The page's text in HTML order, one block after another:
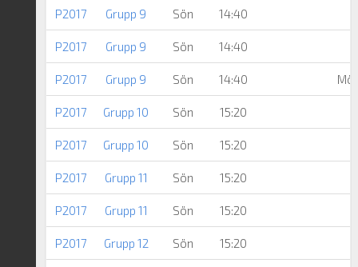
P2017 Grupp 9 Sön 14:40
P2017 Grupp 9 Sön 14:40
P2017 Grupp 9 Sön 14:40
P2017 Grupp 10 Sön 15:20
P2017 Grupp 10 Sön 15:20
P2017 Grupp 11 Sön 15:20
P2017 Grupp 11 Sön 15:20
P2017 Grupp 12 Sön 15:20